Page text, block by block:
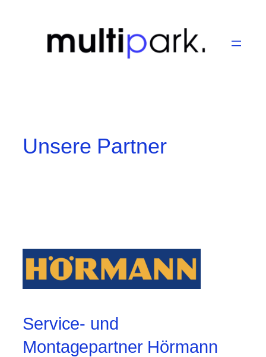
Unsere Partner
Service- und
Montagepartner Hörmann